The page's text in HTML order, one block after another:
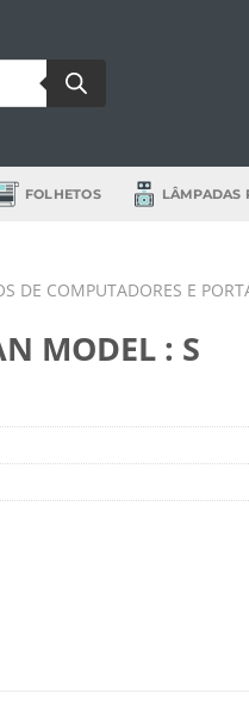
FOLHETOS LÂMPADAS
DE COMPUTADORES E
MODEL : S